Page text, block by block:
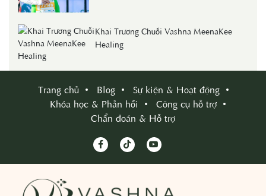
Khai Trương Chuỗi Vashna MeenaKee
Healing
Trang chủ Blog
Sự kiện & Hoạt động
Khóa học & Phản hồi
Công cụ hỗ trợ
Chẩn đoán & Hỗ trợ